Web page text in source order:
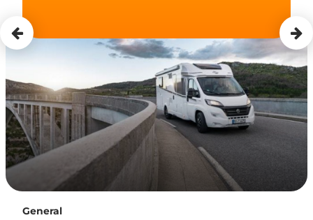
General